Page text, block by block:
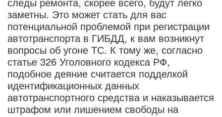
заметны. Это может стать для вас
потенциальной проблемой при регистрации
автотранспорта в ГИБДД, к вам возникнут
вопросы об угоне ТС. К тому же, согласно
статье 326 Уголовного кодекса РФ,
подобное деяние считается подделкой
идентификационных данных
автотранспортного средства и наказывается
штрафом или лишением свободы на